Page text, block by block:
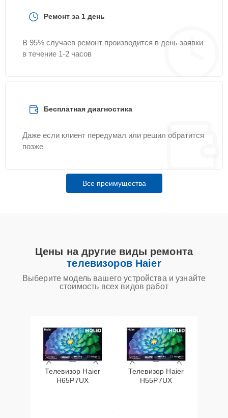
Ремонт за 1 день
В 95% случаев ремонт производится в день заявки
в течение 1-2 часов
Бесплатная диагностика
Даже если клиент передумал или решил обратится
позже
Все преимущества
Цены на другие виды ремонта
телевизоров Haier
Выберите модель вашего устройства и узнайте
стоимость всех видов работ
Телевизор Haier
H65P7UX
Телевизор Haier
H55P7UX